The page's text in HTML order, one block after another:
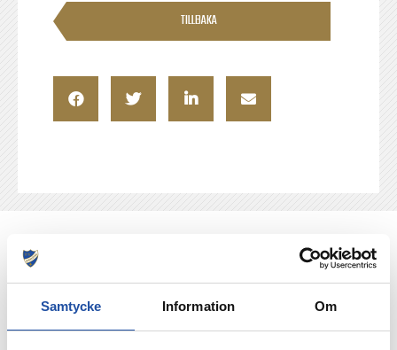
Samtycke Information Om
TILLBAKA
NYHETER